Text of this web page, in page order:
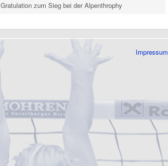
Gratulation zum Sieg bei der Alpenthrophy
Impressum